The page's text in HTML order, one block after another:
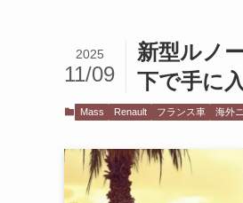
新型ルノ
下で手に
2025
11/09
Mass Renault フランス車 海外